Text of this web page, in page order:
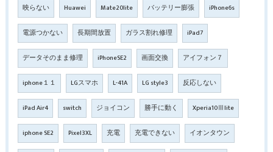
映らない Huawei Mate20lite バッテリー膨張 iPhone6s
電源つかない 長期間放置 ガラス割れ修理 iPad7
データそのまま修理 iPhoneSE2 画面交換 アイフォン７
iphone１１ LGスマホ L-41A LG style3 反応しない
iPad Air4 switch ジョイコン 勝手に動く Xperia10Ⅲlite
iphone SE2 Pixel3XL 充電 充電できない イオンタウン